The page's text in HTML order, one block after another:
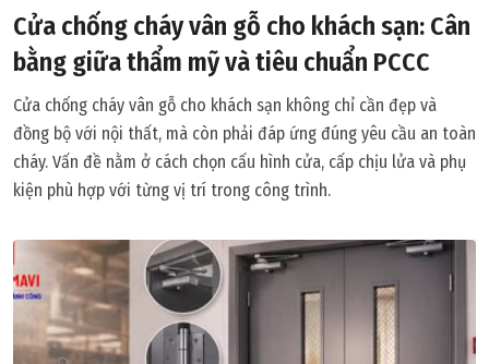
Cửa chống cháy vân gỗ cho khách sạn: Cân
bằng giữa thẩm mỹ và tiêu chuẩn PCCC
Cửa chống cháy vân gỗ cho khách sạn không chỉ cần đẹp và
đồng bộ với nội thất, mà còn phải đáp ứng đúng yêu cầu an toàn
cháy. Vấn đề nằm ở cách chọn cấu hình cửa, cấp chịu lửa và phụ
kiện phù hợp với từng vị trí trong công trình.